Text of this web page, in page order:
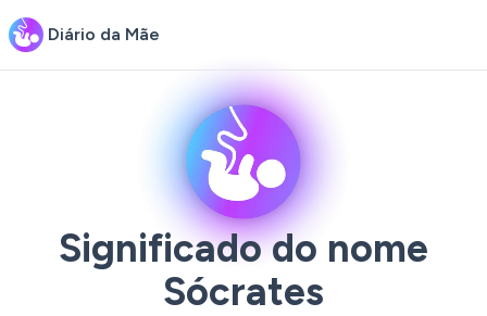
Diário da Mãe
Significado do nome
Sócrates